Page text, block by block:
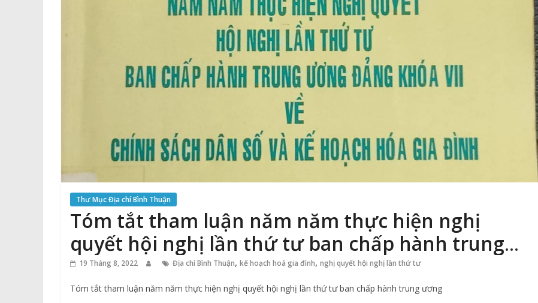
Thư Mục Địa chí Bình Thuận
Tóm tắt tham luận năm năm thực hiện nghị
quyết hội nghị lần thứ tư ban chấp hành trung
ương Đảng khoá VII về chính sách dân số và kế
hoạch hoá gia đình
19 Tháng 8, 2022 Địa chí Bình Thuận, kế hoạch hoá gia đình, nghị quyết hội nghị lần thứ tư
Tóm tắt tham luận năm năm thực hiện nghị quyết hội nghị lần thứ tư ban chấp hành trung ương